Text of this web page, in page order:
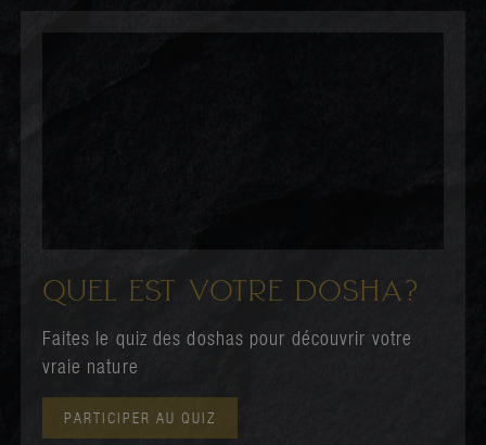
QUEL EST VOTRE DOSHA?
Faites le quiz des doshas pour découvrir votre
vraie nature
PARTICIPER AU QUIZ